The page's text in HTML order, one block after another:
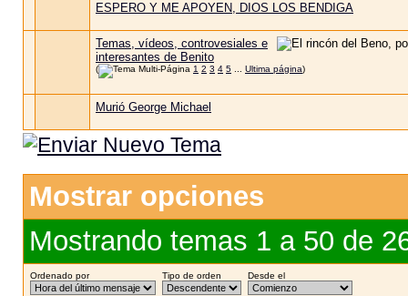
ESPERO Y ME APOYEN, DIOS LOS BENDIGA
Temas, vídeos, controvesiales e
interesantes de Benito
( 1 2 3 4 5 Ultima página)
Murió George Michael
Mostrar opciones
Mostrando temas 1 a 50 de
Ordenado por Tipo de orden Desde el